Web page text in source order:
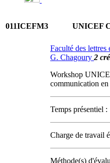
011ICEFM3 UNICEF
Faculté des lettres
G. Chagoury 2
Workshop
communication
Temps présentiel :
Charge de travail
Méthode(s)